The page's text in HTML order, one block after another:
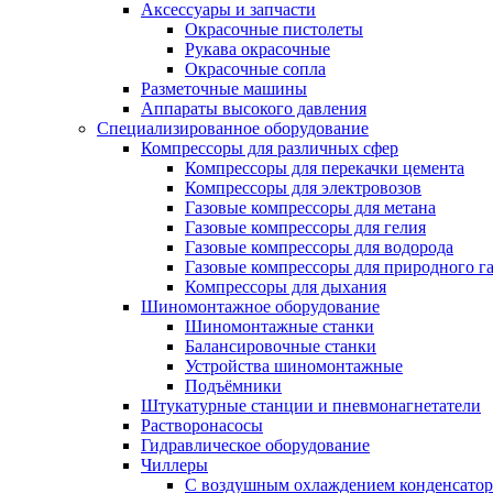
Аксессуары и запчасти
Окрасочные пистолеты
Рукава окрасочные
Окрасочные сопла
Разметочные машины
Аппараты высокого давления
Специализированное оборудование
Компрессоры для различных сфер
Компрессоры для перекачки цемента
Компрессоры для электровозов
Газовые компрессоры для метана
Газовые компрессоры для гелия
Газовые компрессоры для водорода
Газовые компрессоры для природного
Компрессоры для дыхания
Шиномонтажное оборудование
Шиномонтажные станки
Балансировочные станки
Устройства шиномонтажные
Подъёмники
Штукатурные станции и пневмонагнетатели
Растворонасосы
Гидравлическое оборудование
Чиллеры
С воздушным охлаждением